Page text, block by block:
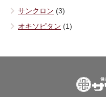
サンクロン (3)
オキソピタン (1)